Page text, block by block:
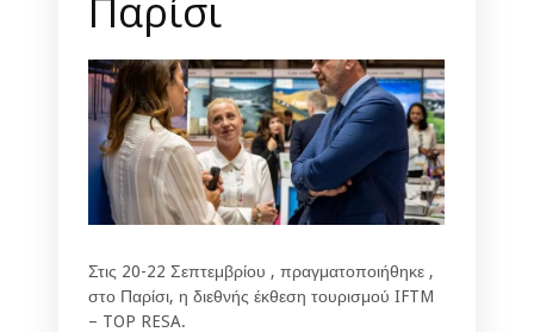
Στις 20-22 Σεπτεμβρίου , πραγματοποιήθηκε ,
στο Παρίσι, η διεθνής έκθεση τουρισμού IFTM
– TOP RESA.